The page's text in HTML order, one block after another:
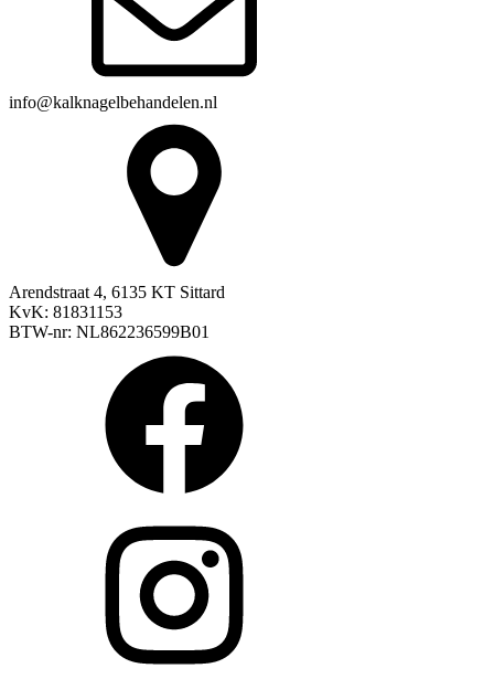
info@kalknagelbehandelen.nl
Arendstraat 4, 6135 KT Sittard
KvK: 81831153
BTW-nr: NL862236599B01